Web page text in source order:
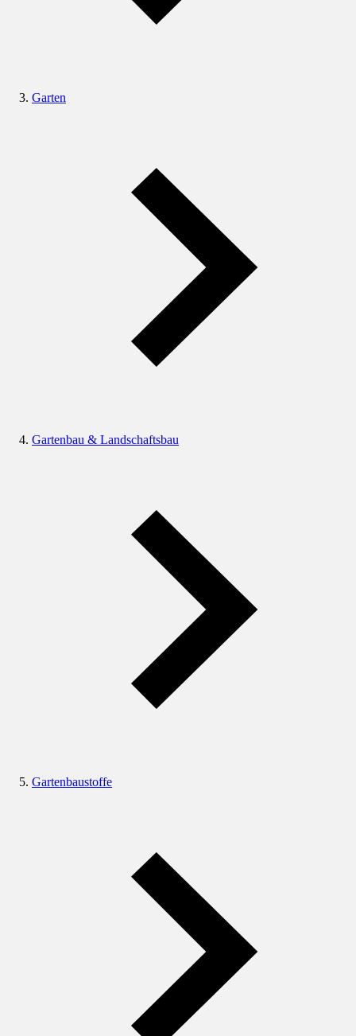
Garten
Gartenbau & Landschaftsbau
Gartenbaustoffe